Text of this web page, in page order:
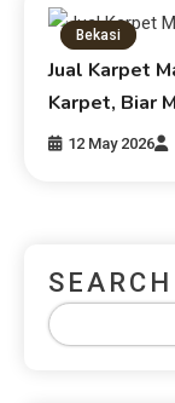
Bekasi
Jual Karpet
Karpet, Biar
12 May 2026
SEARCH